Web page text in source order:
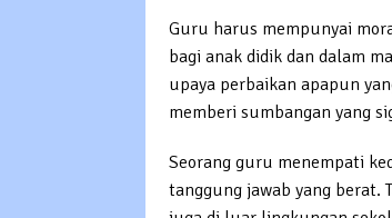
Guru harus mempunyai
bagi anak didik dan dalam
upaya perbaikan apapun
memberi sumbangan yang
Seorang guru menempati
tanggung jawab yang berat.